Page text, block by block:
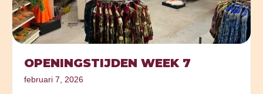
OPENINGSTIJDEN WEEK 7
februari 7, 2026